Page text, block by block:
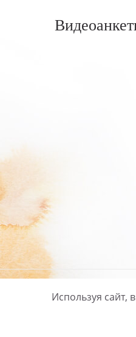
Политика
Используя сайт,